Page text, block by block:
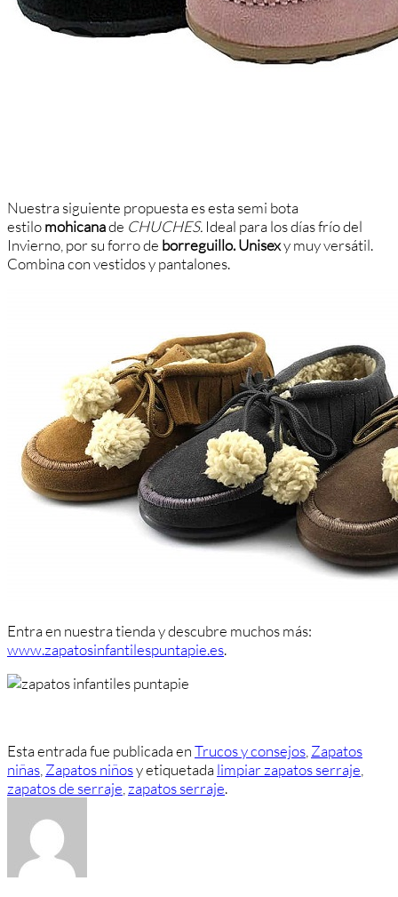
Nuestra siguiente propuesta es esta semi bota
estilomohicanade CHUCHES. Ideal para los días frío del
Invierno, por su forro de borreguillo.Unisexy muy versátil.
Combina con vestidos y pantalones.
Entra en nuestra tienda y descubre muchos más:
www.zapatosinfantilespuntapie.es.
Esta entrada fue publicada enTrucos y consejos,Zapatos
niñas,Zapatos niñosy etiquetadalimpiar zapatos serraje,
zapatos de serraje,zapatos serraje.